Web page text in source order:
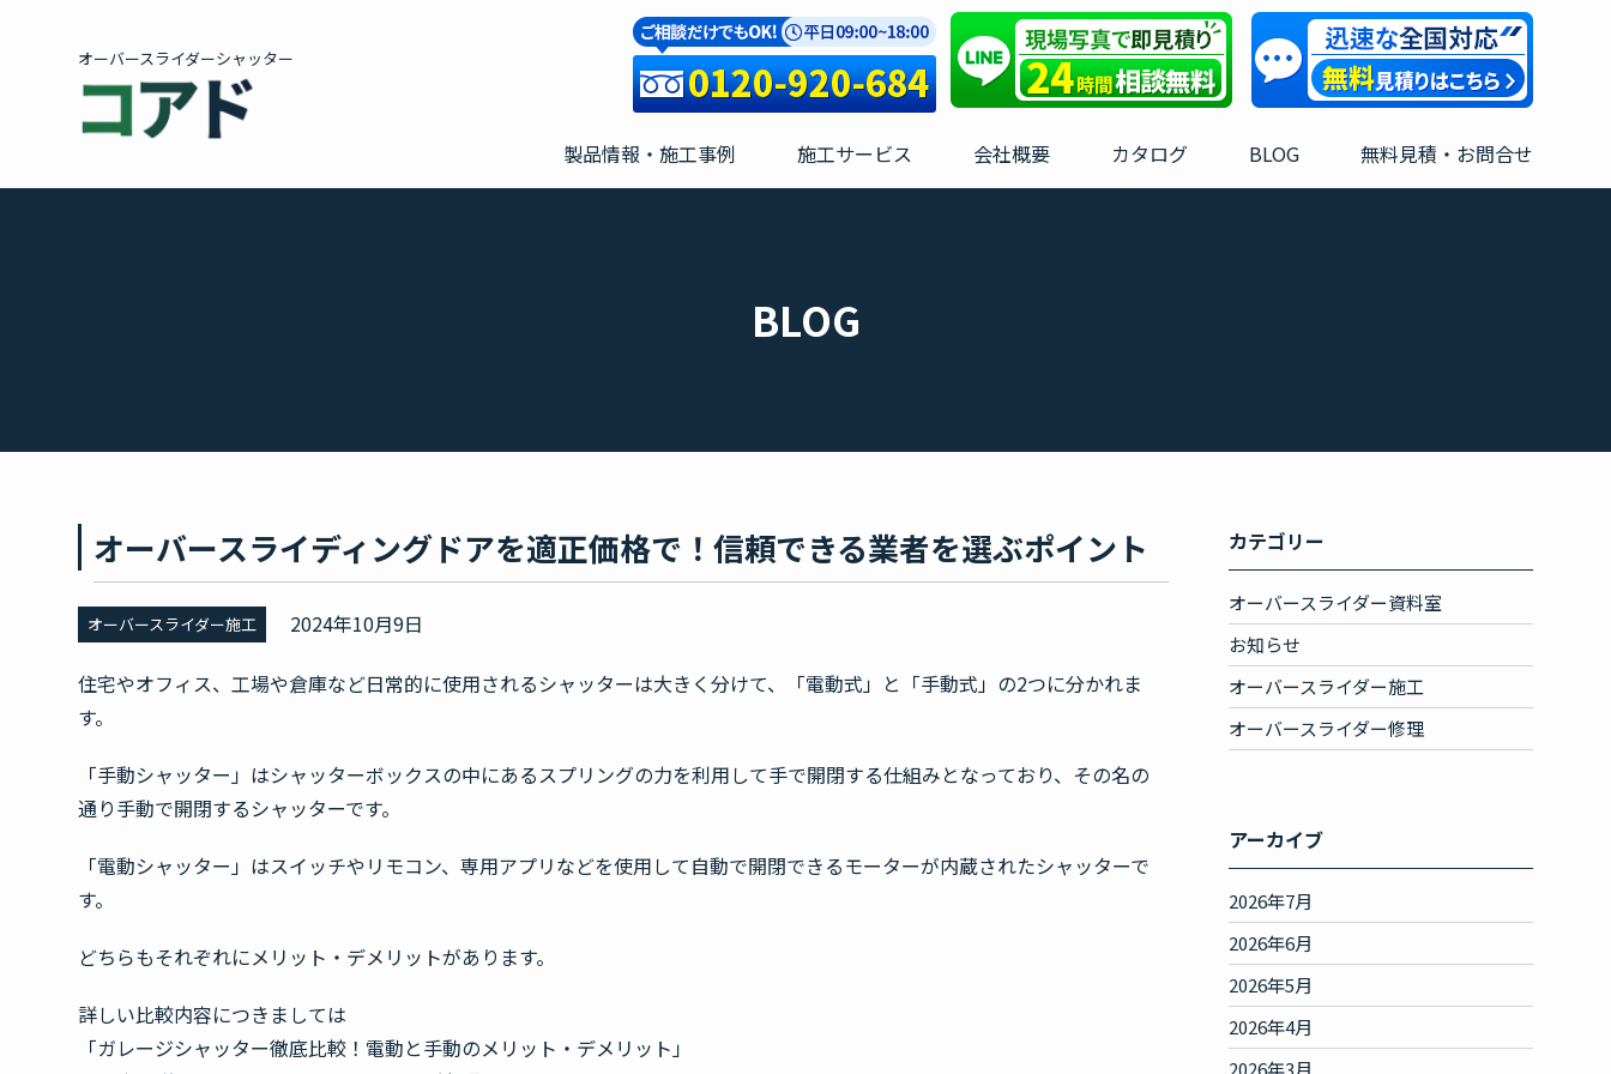
オーバースライダーシャッター
製品情報・施工事例 施工サービス 会社概要 カタログ BLOG 無料見積・お問合せ
BLOG
オーバースライディングドアを適正価格で！信頼できる業者を選ぶポイント
オーバースライダー施工 2024年10月9日
住宅やオフィス、工場や倉庫など日常的に使用されるシャッターは大きく分けて、「電動式」と「手動式」の2つに分かれま
す。
「手動シャッター」はシャッターボックスの中にあるスプリングの力を利用して手で開閉する仕組みとなっており、その名の
通り手動で開閉するシャッターです。
「電動シャッター」はスイッチやリモコン、専用アプリなどを使用して自動で開閉できるモーターが内蔵されたシャッターで
す。
どちらもそれぞれにメリット・デメリットがあります。
詳しい比較内容につきましては
「ガレージシャッター徹底比較！電動と手動のメリット・デメリット」
カテゴリー
オーバースライダー資料室
お知らせ
オーバースライダー施工
オーバースライダー修理
アーカイブ
2026年7月
2026年6月
2026年5月
2026年4月
2026年3月